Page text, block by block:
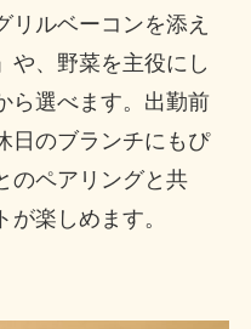
リルベーコンを添え
や、野菜を主役にし
ら選べます。出勤前
日のブランチにもぴ
のペアリングと共
楽しめます。